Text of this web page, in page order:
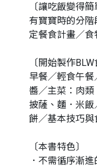
〔讓吃飯變得簡
有寶寶時的分
定餐食計畫／食
〔開始製作BLW
早餐／輕食午
醬／主菜：肉類
披薩、麵．米
餅／基本技巧與
〔本書特色〕
．不需循序漸